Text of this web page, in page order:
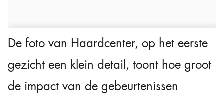
De foto van Haardcenter, op het eerste
gezicht een klein detail, toont hoe groot
de impact van de gebeurtenissen